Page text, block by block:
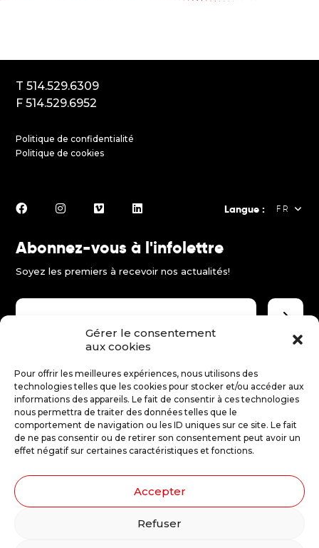
Gérer le consentement
aux cookies
Pour offrir les meilleures expériences, nous utilisons des
technologies telles que les cookies pour stocker et/ou accéder aux
informations des appareils. Le fait de consentir à ces technologies
nous permettra de traiter des données telles que le
comportement de navigation ou les ID uniques sur ce site. Le fait
de ne pas consentir ou de retirer son consentement peut avoir un
effet négatif sur certaines caractéristiques et fonctions.
Accepter
Refuser
T 514.529.6309
F 514.529.6952
Politique de confidentialité
Politique de cookies
Langue : FR
ES
Abonnez-vous à l'infolettre
Soyez les premiers à recevoir nos actualités!
Faire un don
Merci d'encourager le théâtre jeune public!
Faire un don